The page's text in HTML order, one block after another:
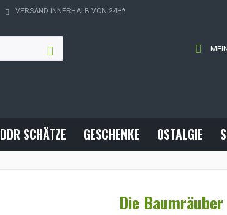
VERSAND INNERHALB VON 24H*
DDR SCHÄTZE GESCHENKE OSTALGIE
Die Baumräuber